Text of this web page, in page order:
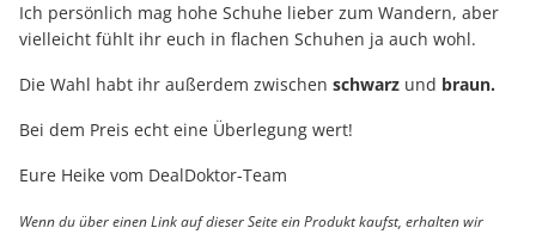
Ich persönlich mag hohe Schuhe lieber zum Wandern, aber
vielleicht fühlt ihr euch in flachen Schuhen ja auch wohl.
Die Wahl habt ihr außerdem zwischen schwarz und braun.
Bei dem Preis echt eine Überlegung wert!
Eure Heike vom DealDoktor-Team
Wenn du über einen Link auf dieser Seite ein Produkt kaufst, erhalten wir